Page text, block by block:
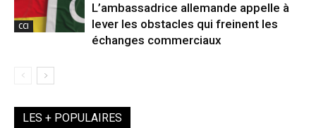
CCI
L’ambassadrice allemande appelle à
lever les obstacles qui freinent les
échanges commerciaux
LES + POPULAIRES